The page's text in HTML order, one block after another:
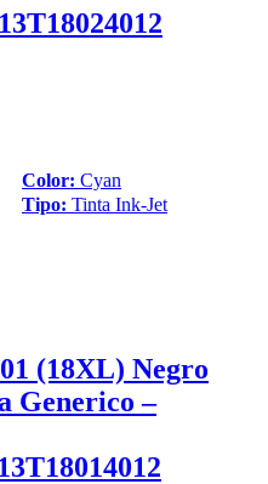
Color: Cyan
Tipo: Tinta Ink-Jet
(18XL) Negro
Generico –